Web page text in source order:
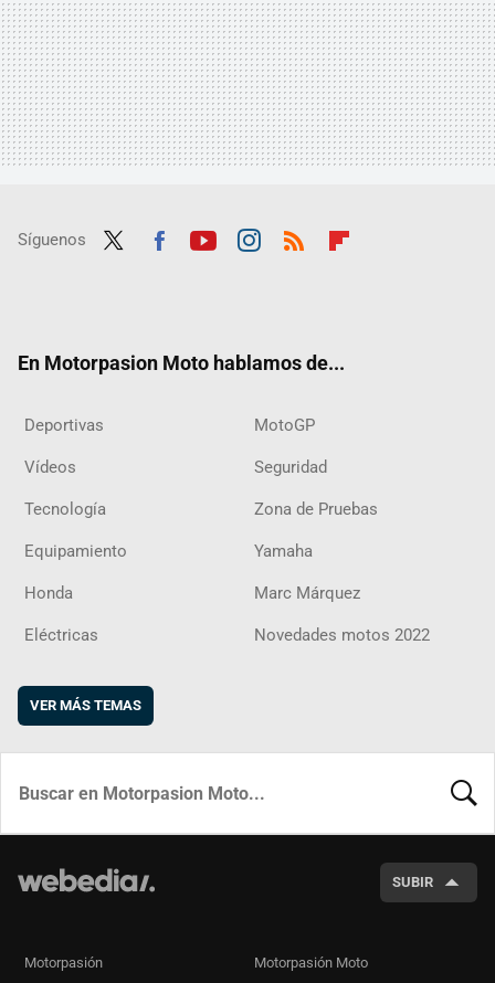
Síguenos
En Motorpasion Moto hablamos de...
Deportivas MotoGP
Vídeos Seguridad
Tecnología Zona de Pruebas
Equipamiento Yamaha
Honda Marc Márquez
Eléctricas Novedades motos 2022
VER MÁS TEMAS
SUBIR
Motorpasión Motorpasión Moto